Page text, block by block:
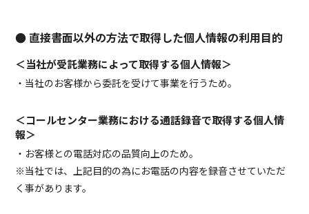
● 直接書面以外の方法で取得した個人情報の利用目的
＜当社が受託業務によって取得する個人情報＞
・当社のお客様から委託を受けて事業を行うため。
＜コールセンター業務における通話録音で取得する個人情
報＞
・お客様との電話対応の品質向上のため。
※当社では、上記目的の為にお電話の内容を録音させていただ
く事があります。